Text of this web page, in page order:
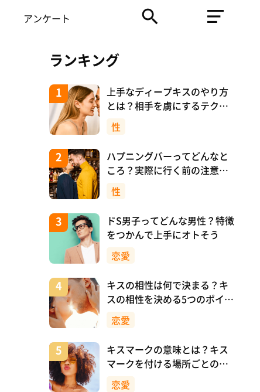
アンケート
ランキング
上手なディープキスのやり方
とは？相手を虜にするテクニ
ックを紹介！
性
ハプニングバーってどんなと
ころ？実際に行く前の注意や
マナーについて！
性
ドS男子ってどんな男性？特徴
をつかんで上手にオトそう
恋愛
キスの相性は何で決まる？キ
スの相性を決める5つのポイン
ト
恋愛
キスマークの意味とは？キス
マークを付ける場所ごとの意
味を詳しく解説
恋愛